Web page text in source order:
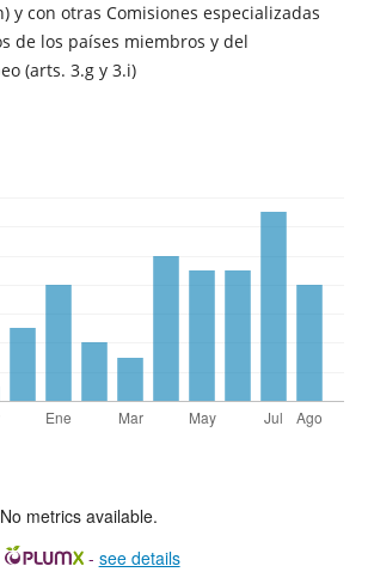
y con otras Comisiones especializadas
de los países miembros y del
(arts. 3.g y 3.i)
No metrics available.
- see details